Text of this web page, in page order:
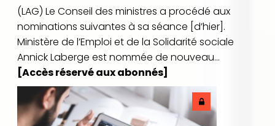
(LAG) Le Conseil des ministres a procédé aux
nominations suivantes à sa séance [d’hier].
Ministère de l’Emploi et de la Solidarité sociale
Annick Laberge est nommée de nouveau...
[Accès réservé aux abonnés]